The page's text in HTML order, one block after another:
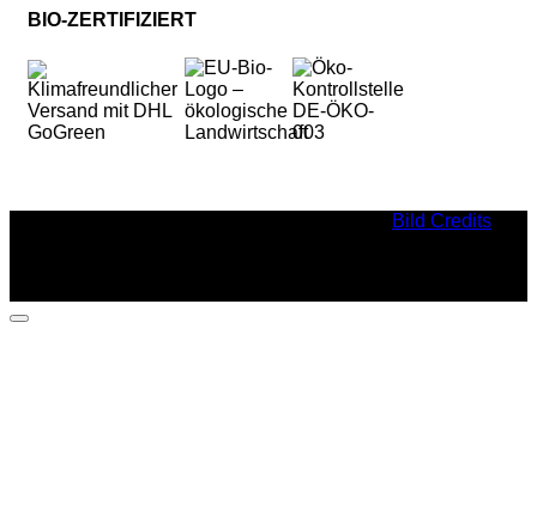
BIO-ZERTIFIZIERT
Bild Credits